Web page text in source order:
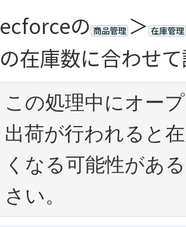
ecforceの 商品管理 ＞ 在庫管理
の在庫数に合わせ
この処理中にオー
出荷が行われると
くなる可能性があ
さい。